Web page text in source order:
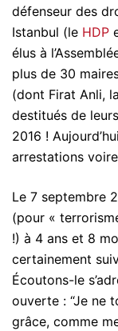
défenseur des
Istanbul (le HDP
élus à
plus de 30
(dont Firat Anli,
destitués de
2016 !
arrestations
Le 7 septembre
(pour «
!) à 4 ans et 8
certainement
Écoutons-le
ouverte : “Je ne
grâce, comme